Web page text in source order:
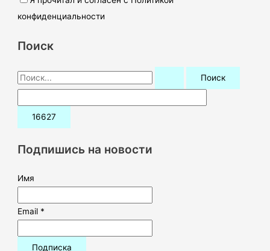
конфиденциальности
Поиск
П
о
и
:Подпишись на новости
Имя
Email *